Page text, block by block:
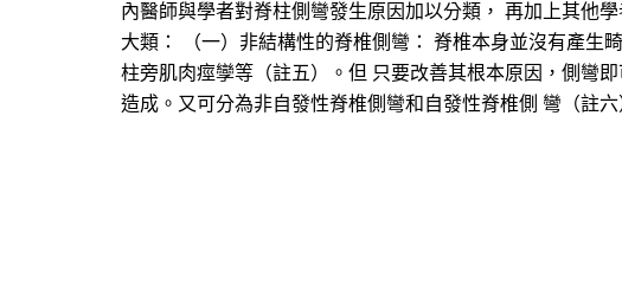
內醫師與學者對脊柱側彎發生原因加以分類， 再加上其他
大類： （一）非結構性的脊椎側彎： 脊椎本身並沒有產生
柱旁肌肉痙孿等（註五）。但 只要改善其根本原因，側彎
造成。又可分為非自發性脊椎側彎和自發性脊椎側 彎（註六